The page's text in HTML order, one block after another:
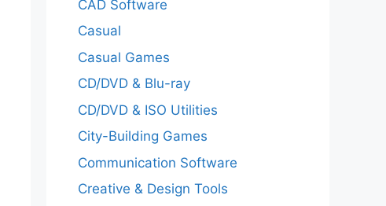
CAD Software
Casual
Casual Games
CD/DVD & Blu-ray
CD/DVD & ISO Utilities
City-Building Games
Communication Software
Creative & Design Tools